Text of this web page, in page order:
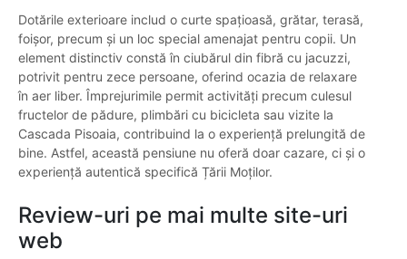
Dotările exterioare includ o curte spațioasă, grătar, terasă,
foișor, precum și un loc special amenajat pentru copii. Un
element distinctiv constă în ciubărul din fibră cu jacuzzi,
potrivit pentru zece persoane, oferind ocazia de relaxare
în aer liber. Împrejurimile permit activități precum culesul
fructelor de pădure, plimbări cu bicicleta sau vizite la
Cascada Pisoaia, contribuind la o experiență prelungită de
bine. Astfel, această pensiune nu oferă doar cazare, ci și o
experiență autentică specifică Țării Moților.
Review-uri pe mai multe site-uri
web